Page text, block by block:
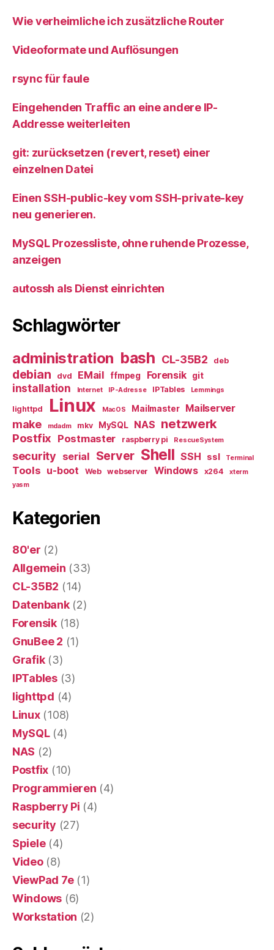
Wie verheimliche ich zusätzliche Router
Videoformate und Auflösungen
rsync für faule
Eingehenden Traffic an eine andere IP-
Addresse weiterleiten
git: zurücksetzen (revert, reset) einer
einzelnen Datei
Einen SSH-public-key vom SSH-private-key
neu generieren.
MySQL Prozessliste, ohne ruhende Prozesse,
anzeigen
autossh als Dienst einrichten
Schlagwörter
administration bash CL-35B2 deb
debian dvd EMail ffmpeg Forensik git
installation Internet IP-Adresse IPTables Lemmings
lighttpd Linux MacOS Mailmaster Mailserver
make mdadm mkv MySQL NAS netzwerk
Postfix Postmaster raspberry pi RescueSystem
security serial Server Shell SSH ssl Terminal
Tools u-boot Web webserver Windows x264
xterm
yasm
Kategorien
80'er (2)
Allgemein (33)
CL-35B2 (14)
Datenbank(2)
Forensik(18)
GnuBee 2 (1)
Grafik(3)
IPTables(3)
lighttpd (4)
Linux(108)
MySQL(4)
NAS (2)
Postfix (10)
Programmieren (4)
Raspberry Pi (4)
security (27)
Spiele(4)
Video(8)
ViewPad 7e(1)
Windows (6)
Workstation (2)